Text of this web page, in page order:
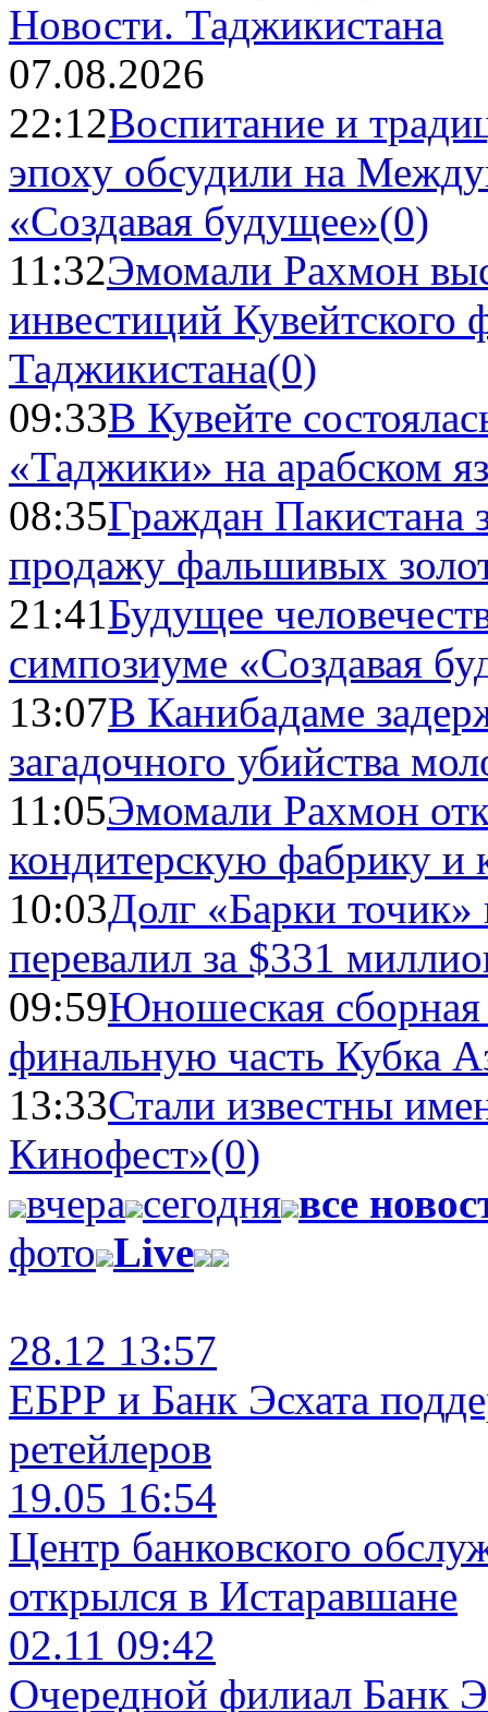
Новости. Таджикистана
07.08.2026
22:12Воспитание и
эпоху обсудили на
«Создавая будущее»(0)
11:32Эмомали Рахмон
инвестиций Кувейтского
Таджикистана(0)
09:33В Кувейте
«Таджики» на арабском
08:35Граждан Пакистана
продажу фальшивых
21:41Будущее
симпозиуме «Создавая
13:07В Канибадаме
загадочного убийства
11:05Эмомали Рахмон
кондитерскую фабрику и
10:03Долг «Барки
перевалил за $331
09:59Юношеская
финальную часть Кубка
13:33Стали известны
Кинофест»(0)
вчера сегодня все
фото Live
28.12 13:57
ЕБРР и Банк Эсхата
ретейлеров
19.05 16:54
Центр банковского
открылся в Истаравшане
02.11 09:42
Очередной филиал Банк